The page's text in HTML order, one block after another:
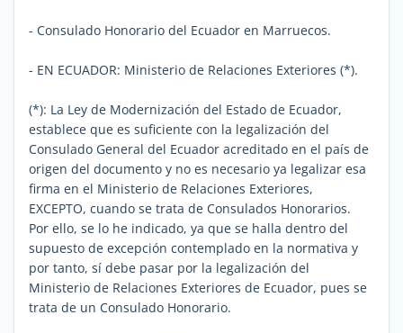
- Consulado Honorario del Ecuador en Marruecos.
- EN ECUADOR: Ministerio de Relaciones Exteriores (*).
(*): La Ley de Modernización del Estado de Ecuador,
establece que es suficiente con la legalización del
Consulado General del Ecuador acreditado en el país de
origen del documento y no es necesario ya legalizar esa
firma en el Ministerio de Relaciones Exteriores,
EXCEPTO, cuando se trata de Consulados Honorarios.
Por ello, se lo he indicado, ya que se halla dentro del
supuesto de excepción contemplado en la normativa y
por tanto, sí debe pasar por la legalización del
Ministerio de Relaciones Exteriores de Ecuador, pues se
trata de un Consulado Honorario.